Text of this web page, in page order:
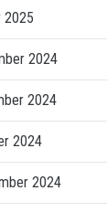
2025
2024
2024
2024
2024